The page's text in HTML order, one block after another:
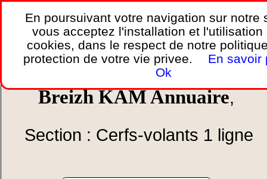
Accueil»Les spots de vol»Cerfs-volants 1 ligne
page 1/1 .
Breizh KAM Annuaire,
Section : Cerfs-volants 1 ligne
En poursuivant votre navigation sur notre
vous acceptez l'installation et l'utilisation
cookies, dans le respect de notre
protection de votre vie privee.
En savoir
Ok